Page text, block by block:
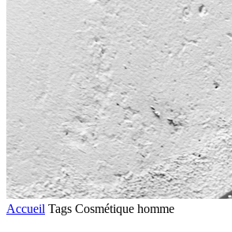
Accueil Tags Cosmétique homme